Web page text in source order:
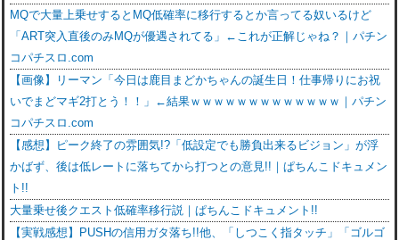
MQで大量上乗せするとMQ低確率に移行するとか言ってる奴いるけど
「ART突入直後のみMQが優遇されてる」←これが正解じゃね？｜パチン
コパチスロ.com
【画像】リーマン「今日は鹿目まどかちゃんの誕生日！仕事帰りにお祝
いでまどマギ2打とう！！」←結果ｗｗｗｗｗｗｗｗｗｗｗｗｗ｜パチン
コパチスロ.com
【感想】ピーク終了の雰囲気!?「低設定でも勝負出来るビジョン」が浮
かばず、後は低レートに落ちてから打つとの意見!!｜ぱちんこドキュメン
ト!!
大量乗せ後クエスト低確率移行説｜ぱちんこドキュメント!!
【実戦感想】PUSHの信用ガタ落ち!!他、「しつこく指タッチ」「ゴルゴ